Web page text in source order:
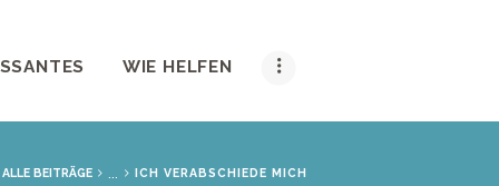
WIE HELFEN
ALLE BEITRÄGE ... ICH VERABSCHIEDE MICH